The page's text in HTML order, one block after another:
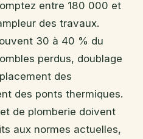
entre 180 000 et
des travaux.
30 à 40 % du
perdus, doublage
des
des ponts thermiques.
de plomberie doivent
aux normes actuelles,